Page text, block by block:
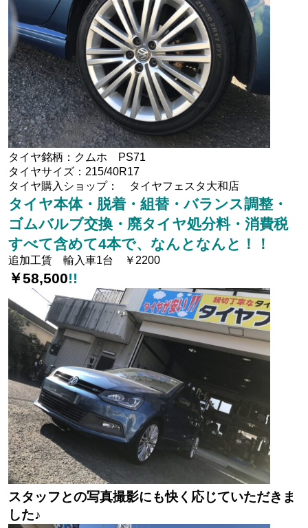
タイヤ銘柄：クムホ PS71
タイヤサイズ：215/40R17
タイヤ購入ショップ： タイヤフェスタ大和店
タイヤ本体・脱着・組替・バランス調整・
ゴムバルブ交換・廃タイヤ処分料・消費税
すべて含めて4本で、なんとなんと！！
追加工賃 輸入車1台 ￥2200
￥58,500!!
スタッフとの写真撮影にも快く応じていただきま
した♪